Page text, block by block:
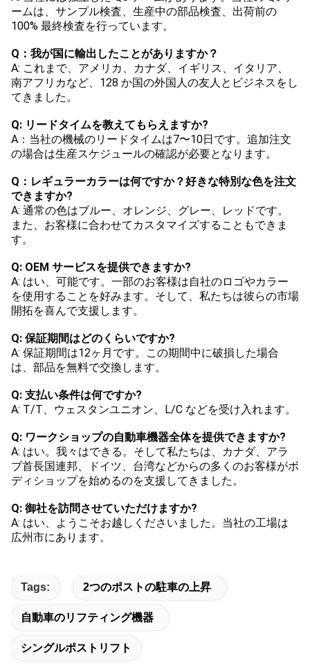
ームは、サンプル検査、生産中の部品検査、出荷前の
100% 最終検査を行っています。
Q：我が国に輸出したことがありますか？
A: これまで、アメリカ、カナダ、イギリス、イタリア、
南アフリカなど、128 か国の外国人の友人とビジネスをし
てきました。
Q: リードタイムを教えてもらえますか?
A：当社の機械のリードタイムは7〜10日です。追加注文
の場合は生産スケジュールの確認が必要となります。
Q：レギュラーカラーは何ですか？好きな特別な色を注文
できますか?
A: 通常の色はブルー、オレンジ、グレー、レッドです。
また、お客様に合わせてカスタマイズすることもできま
す。
Q: OEM サービスを提供できますか?
A: はい、可能です。一部のお客様は自社のロゴやカラー
を使用することを好みます。そして、私たちは彼らの市場
開拓を喜んで支援します。
Q: 保証期間はどのくらいですか?
A: 保証期間は12ヶ月です。この期間中に破損した場合
は、部品を無料で交換します。
Q: 支払い条件は何ですか?
A: T/T、ウェスタンユニオン、L/C などを受け入れます。
Q: ワークショップの自動車機器全体を提供できますか?
A: はい。我々はできる。そして私たちは、カナダ、アラ
ブ首長国連邦、ドイツ、台湾などからの多くのお客様がボ
ディショップを始めるのを支援してきました。
Q: 御社を訪問させていただけますか?
A: はい、ようこそお越しくださいました。当社の工場は
広州市にあります。
Tags: 2つのポストの駐車の上昇
自動車のリフティング機器
シングルポストリフト